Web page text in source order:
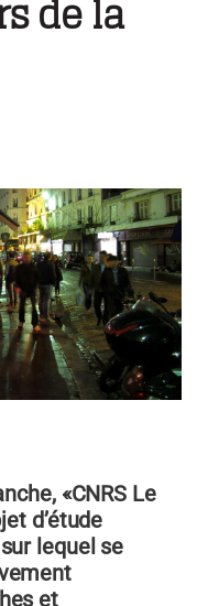
de la
«CNRS Le
d’étude
lequel se
et